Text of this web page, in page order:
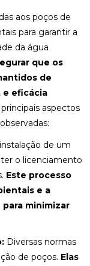
aos poços de
para garantir a
da água
que os
de
e eficácia
aspectos
de um
o licenciamento
Este processo
e a
minimizar
Diversas normas
de poços. Elas